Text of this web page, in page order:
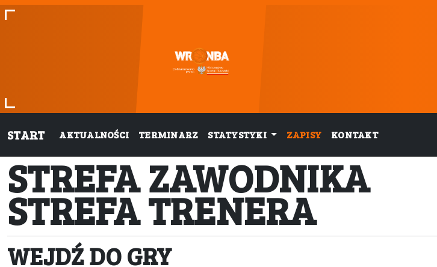
START AKTUALNOŚCI TERMINARZ STATYSTYKI ZAPISY KONTAKT
STREFA ZAWODNIKA
STREFA TRENERA
WEJDŹ DO GRY